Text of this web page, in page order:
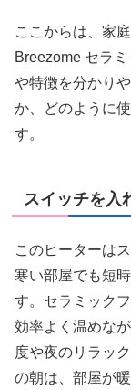
ここからは、家
Breezome セラ
や特徴を分かり
か、どのように
す。
スイッチを入
このヒーターは
寒い部屋でも短
す。セラミック
効率よく温めな
度や夜のリラッ
の朝は、部屋が